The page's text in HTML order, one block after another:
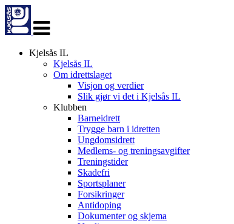
navigasjon
Kjelsås IL
Kjelsås IL
Om idrettslaget
Visjon og verdier
Slik gjør vi det i Kjelsås IL
Klubben
Barneidrett
Trygge barn i idretten
Ungdomsidrett
Medlems- og treningsavgifter
Treningstider
Skadefri
Sportsplaner
Forsikringer
Antidoping
Dokumenter og skjema